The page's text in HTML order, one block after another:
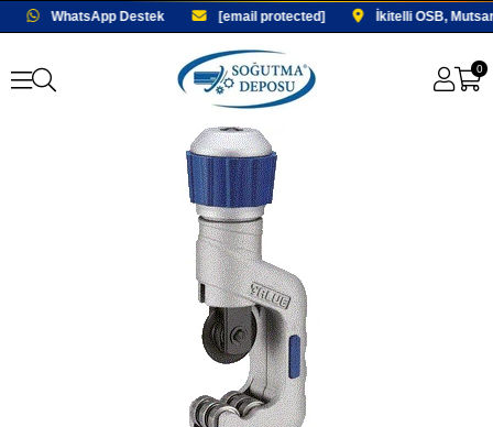
WhatsApp Destek [email protected] İkitelli OSB,
0